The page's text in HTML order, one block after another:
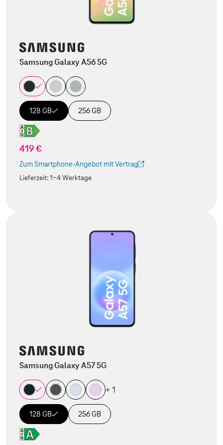
Samsung Galaxy A56 5G
128 GB 256 GB
419 €
Zum Smartphone-Angebot mit Vertrag
(Der Link wird in einem neuen Tab geöffnet)
Lieferzeit:1-4 Werktage
Samsung Galaxy A57 5G
+ 1
128 GB 256 GB